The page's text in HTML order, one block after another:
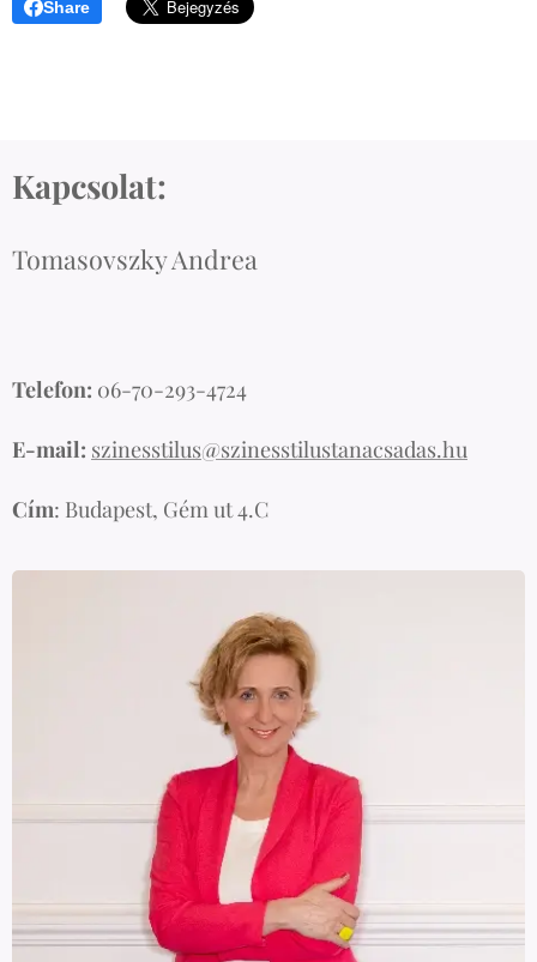
Share
Kapcsolat:
Tomasovszky Andrea
Telefon: 06-70-293-4724
E-mail: szinesstilus@szinesstilustanacsadas.hu
Cím: Budapest, Gém ut 4.C